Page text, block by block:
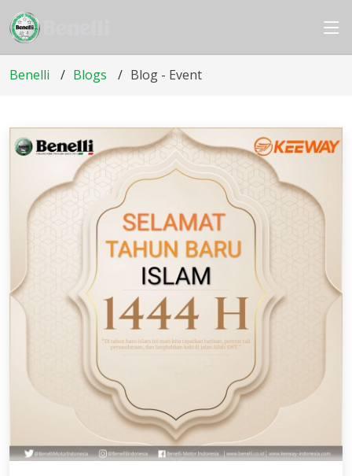
Benelli Blogs Blog - Event